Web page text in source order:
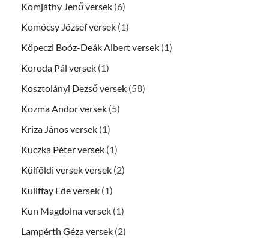
Komjáthy Jenő versek (6)
Komócsy József versek (1)
Köpeczi Boóz-Deák Albert versek (1)
Koroda Pál versek (1)
Kosztolányi Dezső versek (58)
Kozma Andor versek (5)
Kriza János versek (1)
Kuczka Péter versek (1)
Külföldi versek versek (2)
Kuliffay Ede versek (1)
Kun Magdolna versek (1)
Lampérth Géza versek (2)